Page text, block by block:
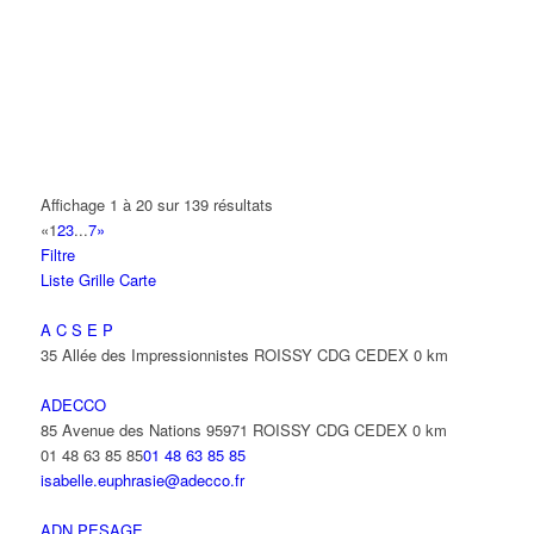
01 48 63 67 2201 48 63 67 22
ANIXTER FRANCE SARL
22 Avenue des Nations 93420 VILLEPINTE
beatrice.warnier@amixter.com
ANTAYA FREDERIC
15 Avenue des Fougères 93420 VILLEPINTE
ANTENPLUS
68 Avenue Diderot 93420 VILLEPINTE
ANTOFREDO
Affichage 1 à 20 sur 139 résultats
«123...7»
Filtre
Liste Grille Carte
A C S E P
35 Allée des Impressionnistes ROISSY CDG CEDEX 0 km
ADECCO
85 Avenue des Nations 95971 ROISSY CDG CEDEX 0 km
01 48 63 85 8501 48 63 85 85
isabelle.euphrasie@adecco.fr